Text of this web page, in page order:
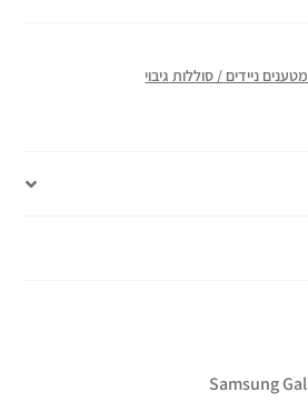
מטענים ניידים / סוללות גיבוי